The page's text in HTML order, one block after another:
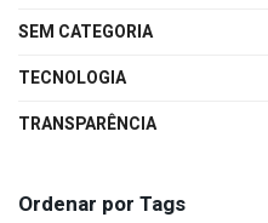
SEM CATEGORIA
TECNOLOGIA
TRANSPARÊNCIA
Ordenar por Tags